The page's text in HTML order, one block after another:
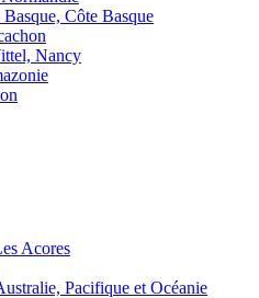
Basque, Côte Basque
Nancy
Acores
Pacifique et Océanie